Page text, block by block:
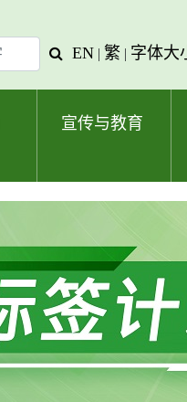
查
字
EN | 繁 | 字体大
宣传与教育